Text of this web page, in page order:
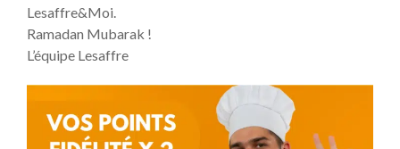
Lesaffre&Moi.
Ramadan Mubarak !
L’équipe Lesaffre